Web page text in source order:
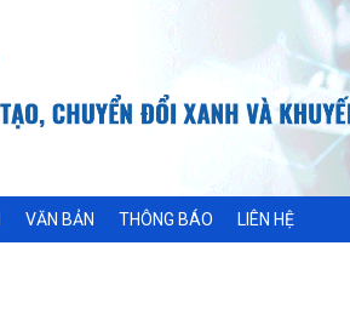
VĂN BẢN THÔNG BÁO LIÊN HỆ